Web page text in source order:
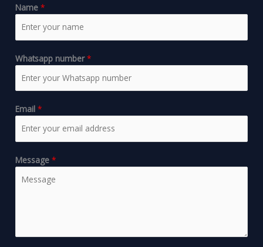
Name *
Whatsapp number*
Email *
Message *